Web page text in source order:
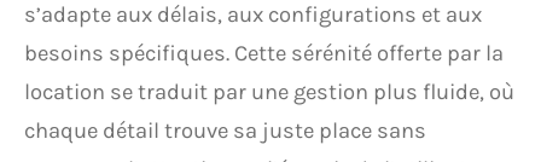
s’adapte aux délais, aux configurations et aux
besoins spécifiques. Cette sérénité offerte par la
location se traduit par une gestion plus fluide, où
chaque détail trouve sa juste place sans